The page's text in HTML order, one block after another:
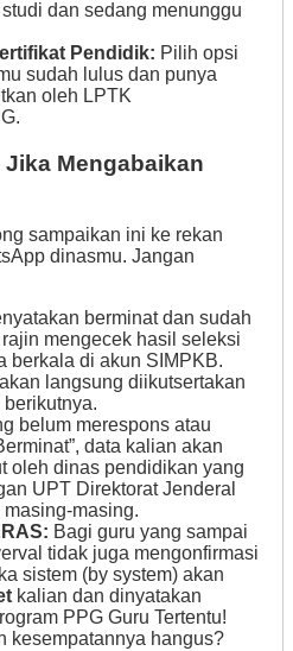
dan sedang menunggu
Pendidik: Pilih opsi
sudah lulus dan punya
oleh LPTK
Mengabaikan
sampaikan ini ke rekan
dinasmu. Jangan
berminat dan sudah
mengecek hasil seleksi
berkala di akun SIMPKB.
langsung diikutsertakan
belum merespons atau
data kalian akan
oleh dinas pendidikan yang
UPT Direktorat Jenderal
masing.
Bagi guru yang sampai
tidak juga mengonfirmasi
sistem (by system) akan
kalian dan dinyatakan
PPG Guru Tertentu!
kesempatannya hangus?